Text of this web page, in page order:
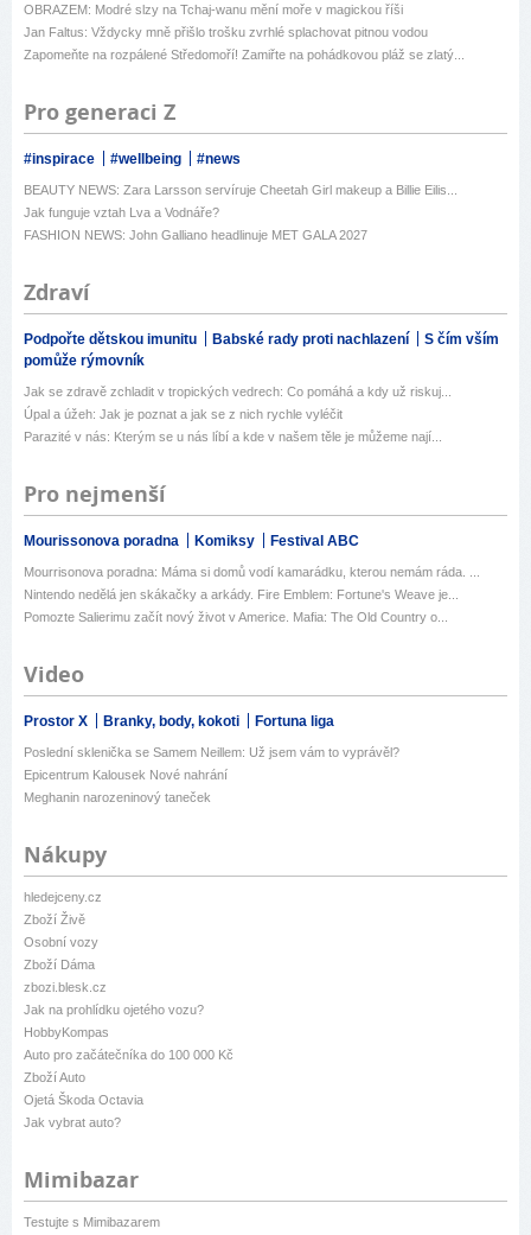
OBRAZEM: Modré slzy na Tchaj-wanu mění moře v magickou říši
Jan Faltus: Vždycky mně přišlo trošku zvrhlé splachovat pitnou vodou
Zapomeňte na rozpálené Středomoří! Zamiřte na pohádkovou pláž se zlatý...
Pro generaci Z
#inspirace #wellbeing #news
BEAUTY NEWS: Zara Larsson servíruje Cheetah Girl makeup a Billie Eilis...
Jak funguje vztah Lva a Vodnáře?
FASHION NEWS: John Galliano headlinuje MET GALA 2027
Zdraví
Podpořte dětskou imunitu Babské rady proti nachlazení
S čím vším
pomůže rýmovník
Jak se zdravě zchladit v tropických vedrech: Co pomáhá a kdy už riskuj...
Úpal a úžeh: Jak je poznat a jak se z nich rychle vyléčit
Parazité v nás: Kterým se u nás líbí a kde v našem těle je můžeme nají...
Pro nejmenší
Mourissonova poradna Komiksy Festival ABC
Mourrisonova poradna: Máma si domů vodí kamarádku, kterou nemám ráda. ...
Nintendo nedělá jen skákačky a arkády. Fire Emblem: Fortune's Weave je...
Pomozte Salierimu začít nový život v Americe. Mafia: The Old Country o...
Video
Prostor X Branky, body, kokoti Fortuna liga
Poslední sklenička se Samem Neillem: Už jsem vám to vyprávěl?
Epicentrum Kalousek Nové nahrání
Meghanin narozeninový taneček
Nákupy
hledejceny.cz
Zboží Živě
Osobní vozy
Zboží Dáma
zbozi.blesk.cz
Jak na prohlídku ojetého vozu?
HobbyKompas
Auto pro začátečníka do 100 000 Kč
Zboží Auto
Ojetá Škoda Octavia
Jak vybrat auto?
Mimibazar
Testujte s Mimibazarem